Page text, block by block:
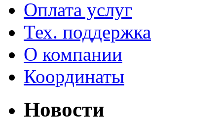
Оплата услуг
Тех. поддержка
О компании
Координаты
Новости